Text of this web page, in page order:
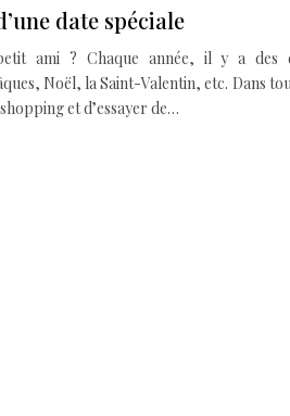
date spéciale
ami ? Chaque année, il y a des
Noël, la Saint-Valentin, etc. Dans
et d’essayer de…